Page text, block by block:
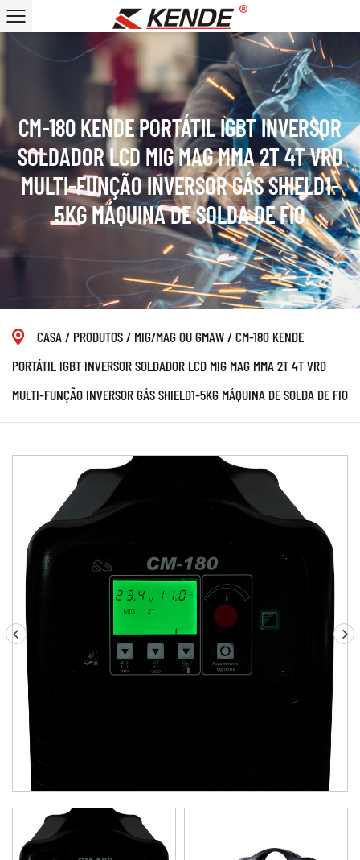
CM-180 KENDE PORTÁTIL IGBT INVERSOR
SOLDADOR LCD MIG MAG MMA 2T 4T VRD
MULTI-FUNÇÃO INVERSOR GÁS SHIELD1-
5KG MÁQUINA DE SOLDA DE FIO
CASA/ PRODUTOS/ MIG/MAG OU GMAW/CM-180 KENDE
PORTÁTIL IGBT INVERSOR SOLDADOR LCD MIG MAG MMA 2T 4T VRD
MULTI-FUNÇÃO INVERSOR GÁS SHIELD1-5KG MÁQUINA DE SOLDA DE FIO